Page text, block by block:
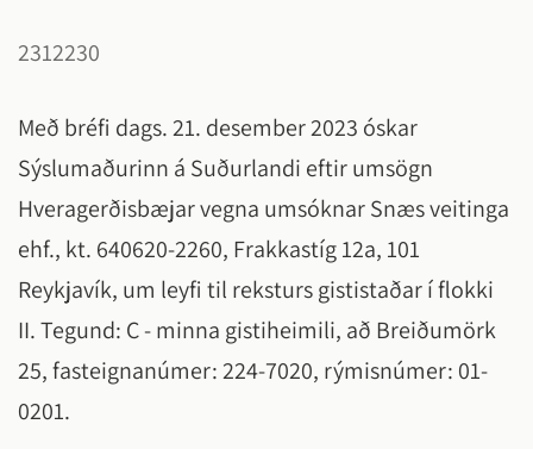
2312230
Með bréfi dags. 21. desember 2023 óskar
Sýslumaðurinn á Suðurlandi eftir umsögn
Hveragerðisbæjar vegna umsóknar Snæs veitinga
ehf., kt. 640620-2260, Frakkastíg 12a, 101
Reykjavík, um leyfi til reksturs gististaðar í flokki
II. Tegund: C - minna gistiheimili, að Breiðumörk
25, fasteignanúmer: 224-7020, rýmisnúmer: 01-
0201.